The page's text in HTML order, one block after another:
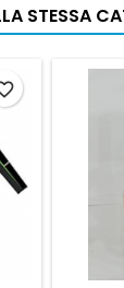
STESSA